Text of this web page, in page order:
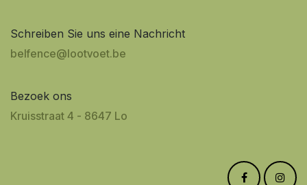
Schreiben Sie uns eine Nachricht
belfence@lootvoet.be
Bezoek ons
Kruisstraat 4​​ - 8647 Lo